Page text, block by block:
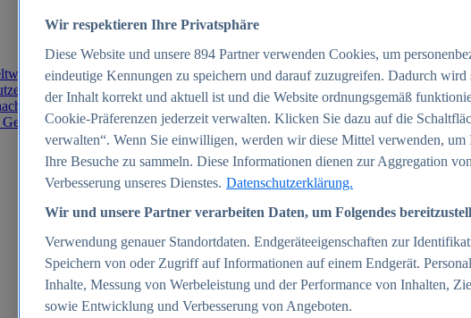
2012-2025
weltweit 2025
Generationen 2025
in Deutschland 2025
Wir respektieren Ihre Privatsphäre
Diese Website und unsere 894 Partner verwenden Cookies, um
eindeutige Kennungen zu speichern und darauf zuzugreifen. Dadurch wird
der Inhalt korrekt und aktuell ist und die Website ordnungsgemäß
Cookie-Präferenzen jederzeit verwalten. Klicken Sie dazu auf die
verwalten“. Wenn Sie einwilligen, werden wir diese Mittel verwenden, um
Ihre Besuche zu sammeln. Diese Informationen dienen zur Aggregation
Verbesserung unseres Dienstes. Datenschutzerklärung.
Wir und unsere Partner verarbeiten Daten, um Folgendes
Verwendung genauer Standortdaten. Endgeräteeigenschaften zur
Speichern von oder Zugriff auf Informationen auf einem Endgerät.
Inhalte, Messung von Werbeleistung und der Performance von Inhalten,
sowie Entwicklung und Verbesserung von Angeboten.